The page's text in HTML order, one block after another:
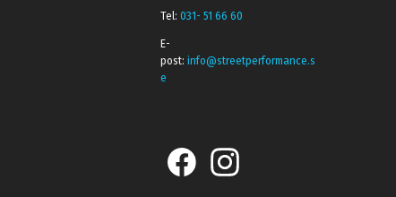
Tel:031- 51 66 60
E-
post:info@streetperformance.s
e